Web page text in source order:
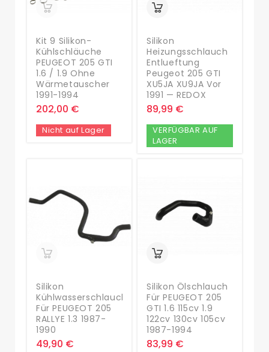
Kit 9 Silikon-
Kühlschläuche
PEUGEOT 205 GTI
1.6 / 1.9 Ohne
Wärmetauscher
1991-1994
202,00 €
Nicht auf Lager
Silikon
Heizungsschlauch
Entlueftung
Peugeot 205 GTI
XU5JA XU9JA Vor
1991 — REDOX
89,99 €
VERFÜGBAR AUF
LAGER
Silikon
Kühlwasserschlauch
Für PEUGEOT 205
RALLYE 1.3 1987-
1990
49,90 €
Silikon Ölschlauch
Für PEUGEOT 205
GTI 1.6 115cv 1.9
122cv 130cv 105cv
1987-1994
83,99 €